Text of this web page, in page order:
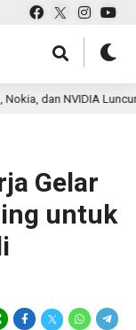
NVIDIA Luncurkan
Gelar
untuk